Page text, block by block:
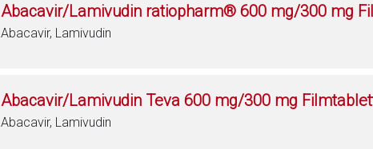
Abacavir/Lamivudin ratiopharm® 600 mg/300 mg
Abacavir, Lamivudin
Abacavir/Lamivudin Teva 600 mg/300 mg
Abacavir, Lamivudin